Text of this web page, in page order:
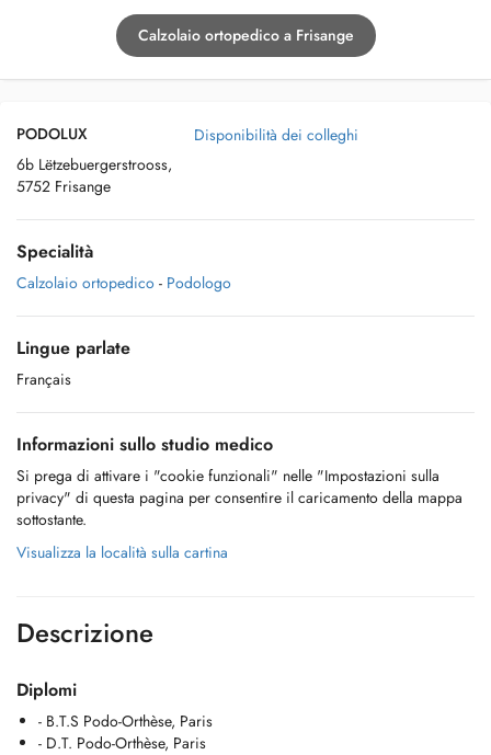
Calzolaio ortopedico a Frisange
PODOLUX
6b Lëtzebuergerstrooss,
5752 Frisange
Disponibilità dei colleghi
Specialità
Calzolaio ortopedico - Podologo
Lingue parlate
Français
Informazioni sullo studio medico
Si prega di attivare i "cookie funzionali" nelle "Impostazioni sulla
privacy" di questa pagina per consentire il caricamento della mappa
sottostante.
Visualizza la località sulla cartina
Descrizione
Diplomi
- B.T.S Podo-Orthèse, Paris
- D.T. Podo-Orthèse, Paris